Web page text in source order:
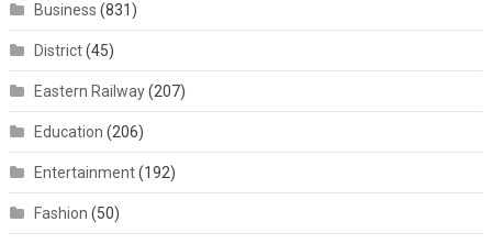
Business (831)
District(45)
Eastern Railway(207)
Education (206)
Entertainment(192)
Fashion (50)